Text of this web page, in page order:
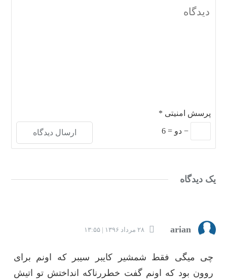
پرسش امنیتی *
−دو =
6
یک دیدگاه
arian ۲۸ مرداد ۱۳۹۶ | ۱۳:۵۵
چی میگی فقط شمشیر کایبر سیبر که اونم برای
روون بود که اونم گفت خطررناکه انداختش تو اتیش